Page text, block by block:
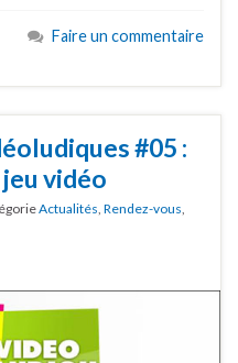
Faire un commentaire
#05 :
vidéo
Actualités Rendez-vous